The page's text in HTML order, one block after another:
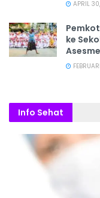
APRIL
ke
Info Sehat